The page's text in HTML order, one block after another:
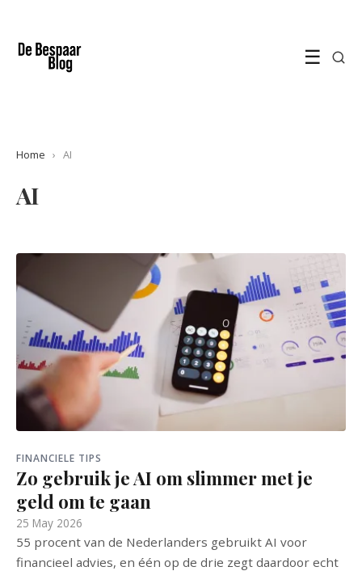
☰
Home › AI
AI
FINANCIELE TIPS
Zo gebruik je AI om slimmer met je
geld om te gaan
25 May 2026
55 procent van de Nederlanders gebruikt AI voor
financieel advies, en één op de drie zegt daardoor echt